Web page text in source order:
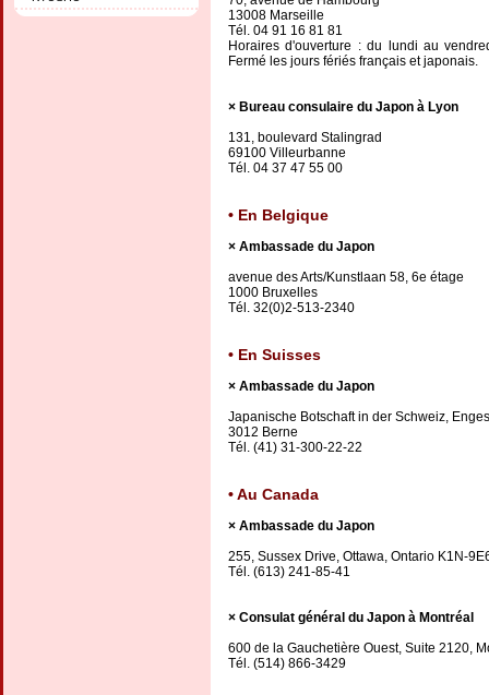
13008 Marseille
Tél. 04 91 16 81 81
Horaires d'ouverture : du lundi au
Fermé les jours fériés français et japonais.
Bureau consulaire du Japon à Lyon
131, boulevard Stalingrad
69100 Villeurbanne
Tél. 04 37 47 55 00
En Belgique
Ambassade du Japon
avenue des Arts/Kunstlaan 58, 6e étage
1000 Bruxelles
Tél. 32(0)2-513-2340
En Suisses
Ambassade du Japon
Japanische Botschaft in der Schweiz,
3012 Berne
Tél. (41) 31-300-22-22
Au Canada
Ambassade du Japon
255, Sussex Drive, Ottawa, Ontario K1N-
Tél. (613) 241-85-41
Consulat général du Japon à Montréal
600 de la Gauchetière Ouest, Suite 2120,
Tél. (514) 866-3429